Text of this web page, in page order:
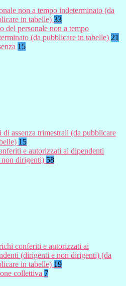
non a tempo indeterminato (da
in tabelle) 33
del personale non a tempo
(da pubblicare in tabelle) 21
15
di assenza trimestrali (da pubblicare
15
e autorizzati ai dipendenti
dirigenti) 58
conferiti e autorizzati ai
(dirigenti e non dirigenti) (da
in tabelle) 19
collettiva 7